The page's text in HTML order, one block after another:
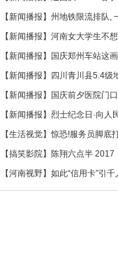
【新闻播报 】 州地铁限流排队,
【新闻播报 】 河南女大学生不
【新闻播报 】
国庆郑州车站这
【新闻播报 】
四川青川县5.4级
【新闻播报 】
国庆前夕医院门
【新闻播报 】 烈士纪念日·向人
【生活视觉】惊恐!服务员脚底
【搞笑影院】 陈翔六点半 2017
【河南视野】 如此“信用卡”引千